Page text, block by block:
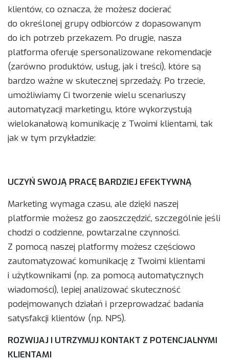
klientów, co oznacza, że możesz docierać
do określonej grupy odbiorców z dopasowanym
do ich potrzeb przekazem. Po drugie, nasza
platforma oferuje spersonalizowane rekomendacje
(zarówno produktów, usług, jak i treści), które są
bardzo ważne w skutecznej sprzedaży. Po trzecie,
umożliwiamy Ci tworzenie wielu scenariuszy
automatyzacji marketingu, które wykorzystują
wielokanałową komunikację z Twoimi klientami, tak
jak w tym przykładzie:
UCZYŃ SWOJĄ PRACĘ BARDZIEJ EFEKTYWNĄ
Marketing wymaga czasu, ale dzięki naszej
platformie możesz go zaoszczędzić, szczególnie jeśli
chodzi o codzienne, powtarzalne czynności.
Z pomocą naszej platformy możesz częściowo
zautomatyzować komunikację z Twoimi klientami
i użytkownikami (np. za pomocą automatycznych
wiadomości), lepiej analizować skuteczność
podejmowanych działań i przeprowadzać badania
satysfakcji klientów (np. NPS).
ROZWIJAJ I UTRZYMUJ KONTAKT Z POTENCJALNYMI
KLIENTAMI